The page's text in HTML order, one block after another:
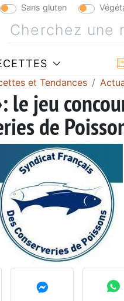
Sans gluten
et Tendances
le jeu
de